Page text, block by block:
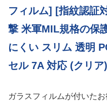
フィルム] [指紋認証
撃 米軍MIL規格の保
にくい スリム 透明
セル 7A 対応 (クリア)
ガラスフィルムが付いた